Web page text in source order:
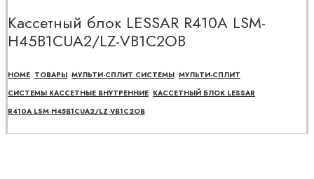
Кассетный блок LESSAR R410A LSM-
H45B1CUA2/LZ-VB1C2OB
HOME ТОВАРЫ МУЛЬТИ-СПЛИТ СИСТЕМЫ МУЛЬТИ-СПЛИТ
СИСТЕМЫ КАССЕТНЫЕ ВНУТРЕННИЕ КАССЕТНЫЙ БЛОК LESSAR
R410A LSM-H45B1CUA2/LZ-VB1C2OB